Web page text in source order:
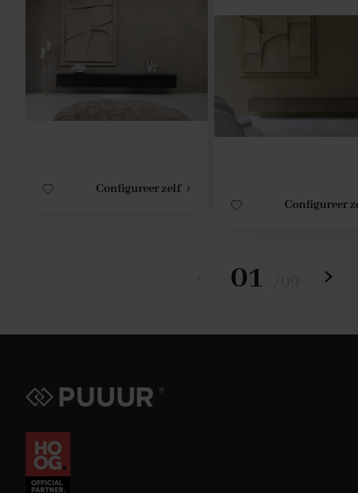
Configureer zelf
Configureer
01